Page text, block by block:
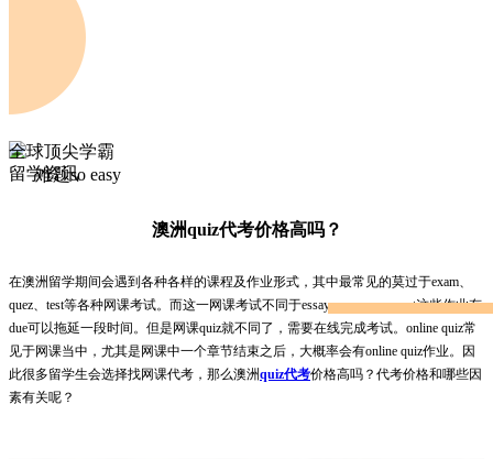
全球顶尖学霸
难题so easy
留学资讯
澳洲quiz代考价格高吗？
在澳洲留学期间会遇到各种各样的课程及作业形式，其中最常见的莫过于exam、
quez、test等各种网课考试。而这一网课考试不同于essay、paper、report这些作业有
due可以拖延一段时间。但是网课quiz就不同了，需要在线完成考试。online quiz常
见于网课当中，尤其是网课中一个章节结束之后，大概率会有online quiz作业。因
此很多留学生会选择找网课代考，那么澳洲quiz代考价格高吗？代考价格和哪些因
素有关呢？